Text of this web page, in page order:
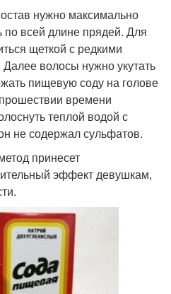
нужно максимально
всей длине прядей. Для
щеткой с редкими
Далее волосы нужно укутать
пищевую соду на голове
времени
теплой водой с
не содержал сульфатов.
принесет
эффект девушкам,